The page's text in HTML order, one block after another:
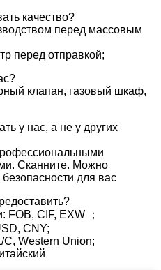
качество?
перед массовым
перед отправкой;
клапан, газовый шкаф,
у нас, а не у других
Сканните. Можно
для вас
FOB, CIF, EXW ；
CNY;
C, Western Union;